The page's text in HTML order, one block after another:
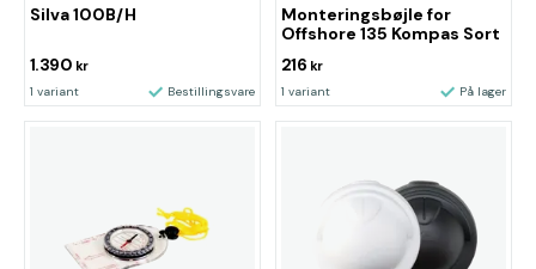
Silva 100B/H
1.390 kr
1 variant Bestillingsvare
Monteringsbøjle for
Offshore 135 Kompas Sort
216 kr
1 variant På lager